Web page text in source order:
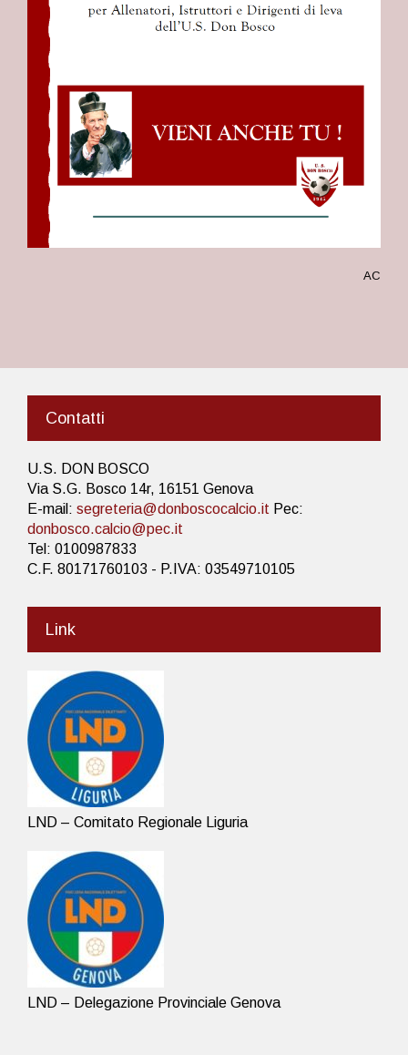
AC
Contatti
U.S. DON BOSCO
Via S.G. Bosco 14r, 16151 Genova
E-mail: segreteria@donboscocalcio.it Pec:
donbosco.calcio@pec.it
Tel: 0100987833
C.F. 80171760103 - P.IVA: 03549710105
Link
LND – Comitato Regionale Liguria
LND – Delegazione Provinciale Genova